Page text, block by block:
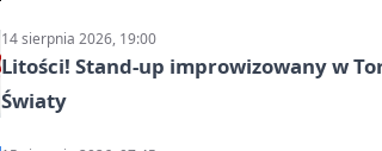
14 sierpnia 2026, 19:00
Litości! Stand-up improwizowany w
Światy